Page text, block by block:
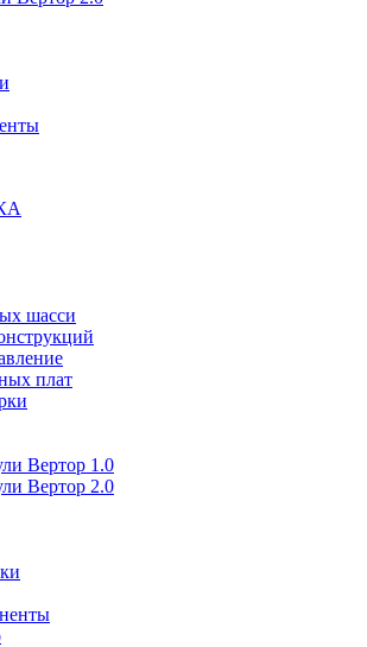
шасси
плат
Вертор 1.0
Вертор 2.0